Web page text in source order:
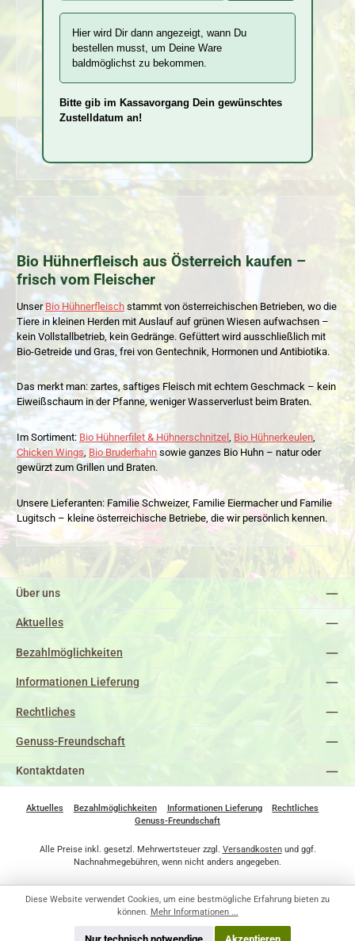
Hier wird Dir dann angezeigt, wann Du
bestellen musst, um Deine Ware
baldmöglichst zu bekommen.
Bitte gib im Kassavorgang Dein gewünschtes
Zustelldatum an!
Bio Hühnerfleisch aus Österreich kaufen –
frisch vom Fleischer
Unser Bio Hühnerfleisch stammt von österreichischen Betrieben, wo die
Tiere in kleinen Herden mit Auslauf auf grünen Wiesen aufwachsen –
kein Vollstallbetrieb, kein Gedränge. Gefüttert wird ausschließlich mit
Bio-Getreide und Gras, frei von Gentechnik, Hormonen und Antibiotika.
Das merkt man: zartes, saftiges Fleisch mit echtem Geschmack – kein
Eiweißschaum in der Pfanne, weniger Wasserverlust beim Braten.
Im Sortiment: Bio Hühnerfilet & Hühnerschnitzel , Bio Hühnerkeulen,
Chicken Wings, Bio Bruderhahn sowie ganzes Bio Huhn – natur oder
gewürzt zum Grillen und Braten.
Unsere Lieferanten: Familie Schweizer, Familie Eiermacher und Familie
Lugitsch – kleine österreichische Betriebe, die wir persönlich kennen.
Über uns
Aktuelles
Bezahlmöglichkeiten
Informationen Lieferung
Rechtliches
Genuss-Freundschaft
Kontaktdaten
Aktuelles Bezahlmöglichkeiten Informationen Lieferung
Rechtliches
Genuss-Freundschaft
Alle Preise inkl. gesetzl. Mehrwertsteuer zzgl. Versandkostenund ggf.
Nachnahmegebühren, wenn nicht anders angegeben.
Diese Website verwendet Cookies, um eine bestmögliche Erfahrung bieten zu
können. Mehr Informationen ...